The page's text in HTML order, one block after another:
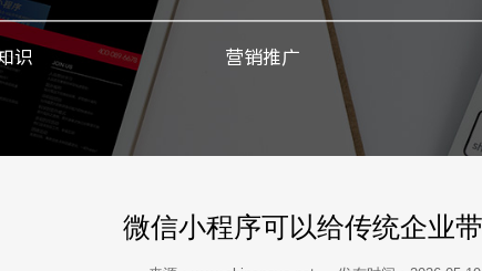
识 营销推广
微信小程序可以给传统企业